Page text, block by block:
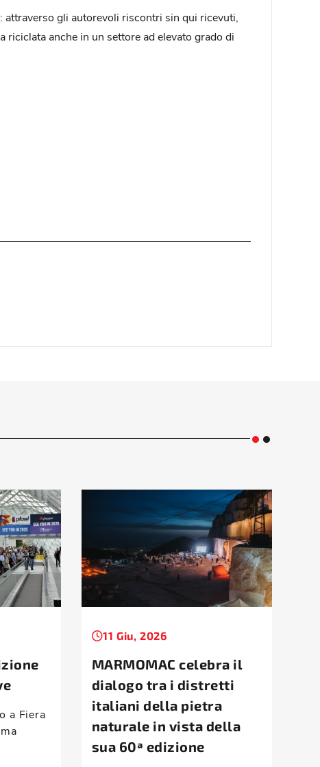
gli autorevoli riscontri sin qui ricevuti,
anche in un settore ad elevato grado di
a Fiera
11 Giu, 2026
MARMOMAC celebra il
dialogo tra i distretti
italiani della pietra
naturale in vista della
sua 60ª edizione